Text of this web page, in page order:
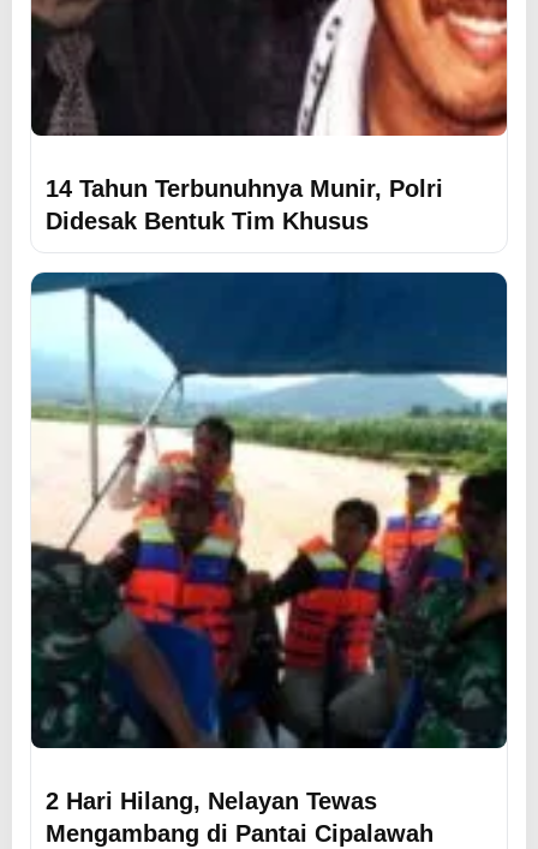
14 Tahun Terbunuhnya Munir, Polri
Didesak Bentuk Tim Khusus
2 Hari Hilang, Nelayan Tewas
Mengambang di Pantai Cipalawah